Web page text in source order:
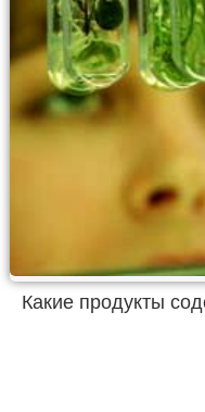
Какие продукты